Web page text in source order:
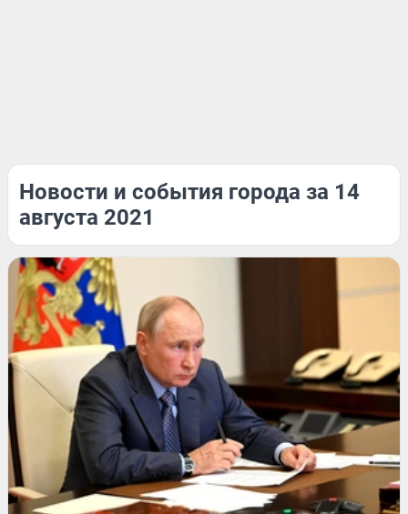
Новости и события города за 14
августа 2021